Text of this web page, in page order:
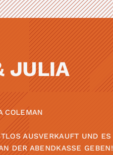
JULIA
COLEMAN
AUSVERKAUFT UND ES
DER ABENDKASSE GEBEN!